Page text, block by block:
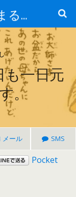
美と健康の創造館 まるとみ薬品 ぐんまの薬屋 芳さんのブログ
も一日元
。
メール SMS
Pocket